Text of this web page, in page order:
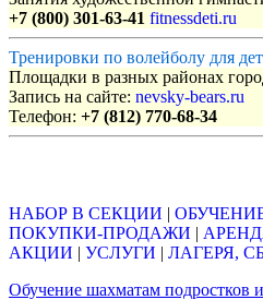
+7 (800) 301-63-41 fitnessdeti.ru
Тренировки по волейболу для
Площадки в разных районах
Запись на сайте: nevsky-bears.ru
Телефон: +7 (812) 770-68-34
НАБОР В СЕКЦИИ |
ПОКУПКИ-ПРОДАЖИ |
АКЦИИ | УСЛУГИ | ЛАГЕРЯ,
Обучение шахматам подростков